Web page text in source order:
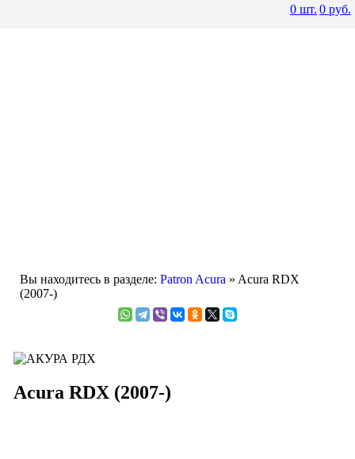
Вы находитесь в разделе: Patron Acura » Acura RDX
(2007-)
Acura RDX (2007-)
0 шт. 0 руб.